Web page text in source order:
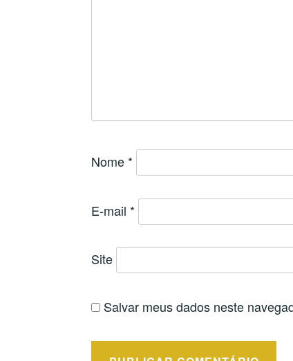
Nome *
E-mail *
Site
Salvar meus dados neste